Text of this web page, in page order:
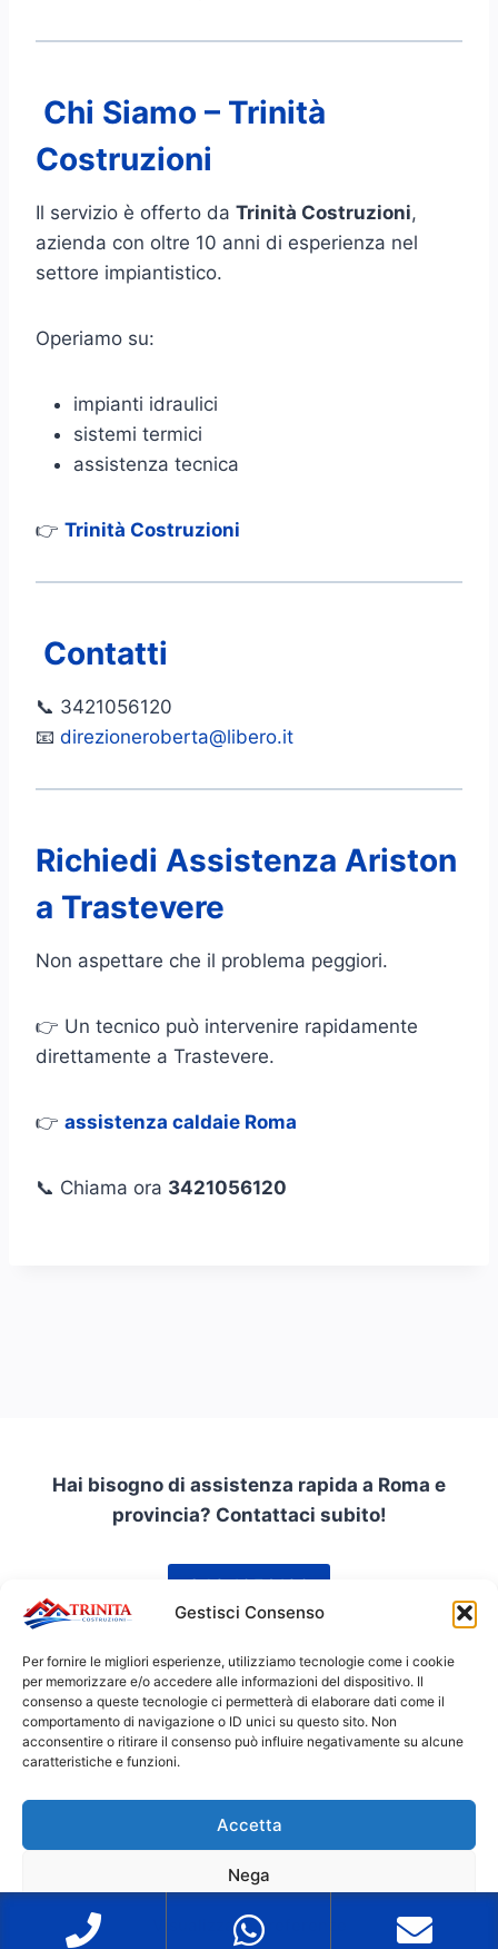
Gestisci Consenso
Per fornire le migliori esperienze, utilizziamo tecnologie come i cookie
per memorizzare e/o accedere alle informazioni del dispositivo. Il
consenso a queste tecnologie ci permetterà di elaborare dati come il
comportamento di navigazione o ID unici su questo sito. Non
acconsentire o ritirare il consenso può influire negativamente su alcune
caratteristiche e funzioni.
Accetta
Nega
Visualizza le preferenze
Chi Siamo – Trinità
Costruzioni
Il servizio è offerto da Trinità Costruzioni,
azienda con oltre 10 anni di esperienza nel
settore impiantistico.
Operiamo su:
impianti idraulici
sistemi termici
assistenza tecnica
👉 Trinità Costruzioni
Contatti
📞 3421056120
📧 direzioneroberta@libero.it
Richiedi Assistenza Ariston
a Trastevere
Non aspettare che il problema peggiori.
👉 Un tecnico può intervenire rapidamente
direttamente a Trastevere.
👉 assistenza caldaie Roma
📞 Chiama ora 3421056120
Hai bisogno di assistenza rapida a Roma e
provincia? Contattaci subito!
342 1056120
Costruzioni P.IVA 17059791008
Mappa del Sito